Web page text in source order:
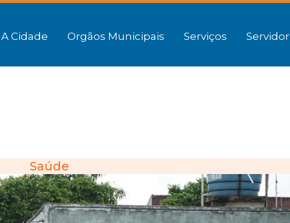
A Cidade Orgãos Municipais Serviços Servidor
Saúde